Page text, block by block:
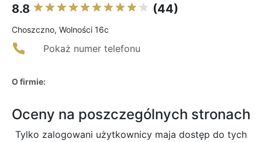
8.8 (44)
Choszczno, Wolności 16c
Pokaż numer telefonu
O firmie:
Oceny na poszczególnych stronach
Tylko zalogowani użytkownicy maja dostęp do tych